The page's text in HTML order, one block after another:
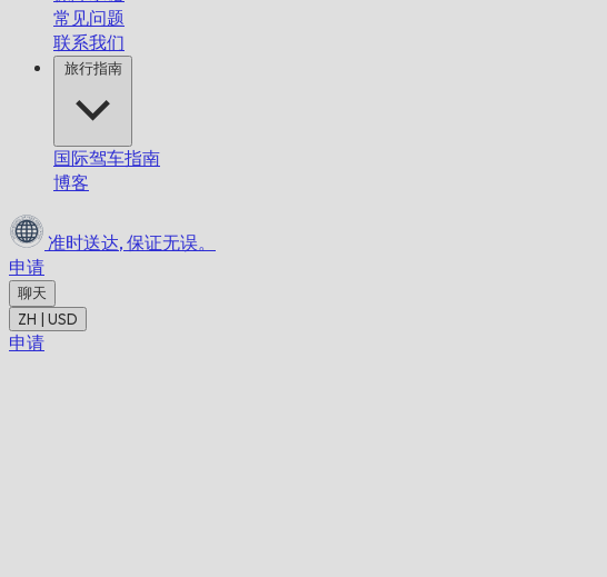
常见问题
联系我们
旅行指南
国际驾车指南
博客
准时送达, 保证无误。
申请
聊天
ZH | USD
申请